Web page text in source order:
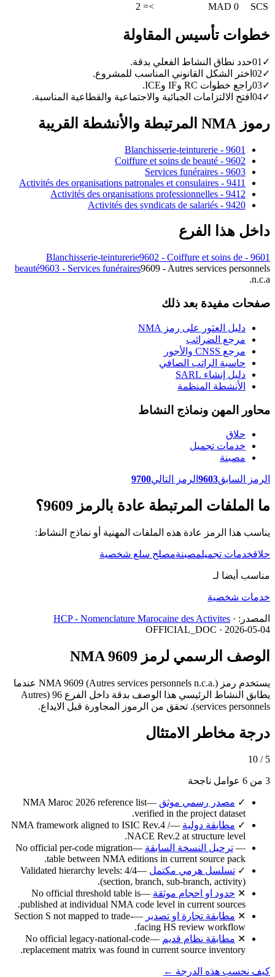
SCS
0 MAD
>= 2
خطوات تأسيس المقاولة
✓
01حدد نطاق النشاط الفعلي بدقة.
✓
02 اختر الشكل القانوني المناسب للمشروع.
✓
03راجع خطوات RC وIF وICE.
✓
04 افتح الالتزامات الجبائية والاجتماعية والقطاعية المناسبة.
رموز NMA المرتبطة والأنشطة القريبة
9601 - Blanchisserie-teinturerie
9602 - Coiffure et soins de beauté
9603 - Services funéraires
9411 - Activités des organisations patronales et consulaires
9412 - Activités des organisations professionnelles
9420 - Activités des syndicats de salariés
داخل هذا الفرع
9601 - Blanchisserie-teinturerie
9602 - Coiffure et soins de
beauté9603 - Services funéraires9609 - Autres services personnels
n.c.a.
صفحات مفيدة بعد ذلك
دليل العثور على رمز NMA
مرجع الضرائب
مرجع CNSS والأجور
حاسبة الراتب الصافي
دليل إنشاء SARL
الأنشطة المنظمة
محاور المهن ونماذج النشاط
حلاق
خدمات تجميل
مصبنة
الرمز السابق9603 الرمز التالي9700
ما الملفات المرتبطة عادة بالرمز 9609؟
يناسب هذا الرمز عادة هذه الملفات المهنية أو نماذج النشاط:
حلاقخدمات تجميلمصبنةمصلح سلع شخصية
مناسب أيضا لـ
خدمات شخصية
المصدر: HCP - Nomenclature Marocaine des Activites ·
OFFICIAL_DOC · 2026-05-04
الوصف الرسمي لرمز NMA 9609
يستخدم رمز NMA 9609 (Autres services personnels n.c.a.) عندما
يطابق النشاط الرئيسي هذا الوصف بدقة داخل الفرع 96 (Autres
services personnels). تحقق من الرموز المجاورة قبل الايداع.
درجة مخاطر الامتثال
5 / 10
3 من 6 عوامل ناجحة
✓ مصدر رسمي موثق —
NMA Maroc 2026 reference list
verified in the project dataset.
✓ مطابقة دولية —
NMA framework aligned to ISIC Rev.4 /
NACE Rev.2 at structure level.
— ترحيل النسخة السابقة —
No official per-code migration
table between NMA editions in current source pack.
✓ تسلسل هرمي مكتمل —
Validated hierarchy levels: 4/4
(section, branch, sub-branch, activity).
✕ حدود او احجام موثقة —
No official threshold table is
published at individual NMA code level in current sources.
✕ مطابقة تجارة او تصدير —
Section S not mapped to trade-
facing HS review workflow.
✕ مطابقة نظام قديم —
No official legacy-national-code
replacement matrix was found in current source inventory.
كيف نحسب هذه الدرجة ←